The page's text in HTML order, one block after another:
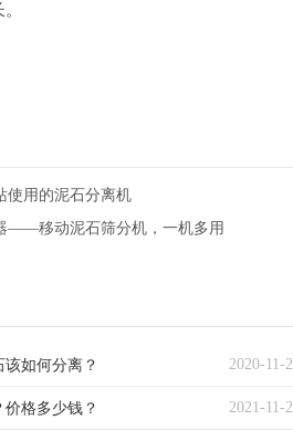
使用的泥石分离机
——移动泥石筛分机，一机多用
2020-11-
如何分离？
2021-11-
格多少钱？